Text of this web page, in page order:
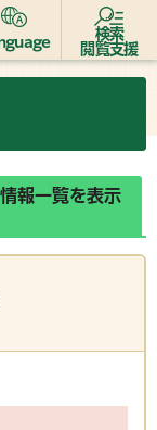
検索
閲覧支援
報一覧を表示